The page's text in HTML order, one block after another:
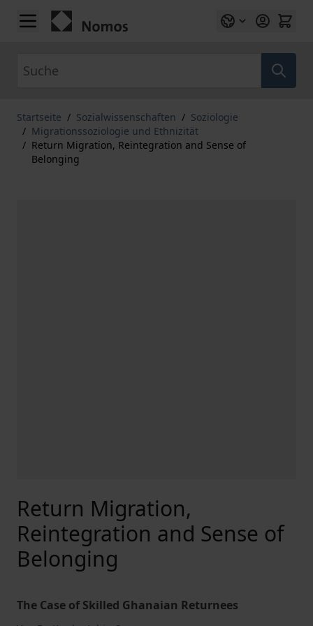
Zum Inhalt springen
Startseite / Sozialwissenschaften / Soziologie
/ Migrationssoziologie und Ethnizität
/ Return Migration, Reintegration and Sense of
Belonging
Return Migration,
Reintegration and Sense of
Belonging
The Case of Skilled Ghanaian Returnees